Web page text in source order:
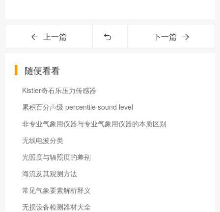
上一篇 下一篇
随便看看
Kistler奇石乐压力传感器
累积百分声级 percentile sound level
非专业气象用仪器与专业气象用仪器的本质区别
无线电波分类
光照度与辐照度的差别
海流及其观测方法
常见气象要素解析释义
无损设备检测器材大全